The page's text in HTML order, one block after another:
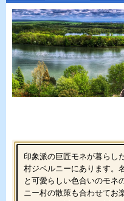
印象派の巨匠モネが暮らし
村ジベルニーにあります。
と可愛らしい色合いのモネ
ニー村の散策も合わせてお